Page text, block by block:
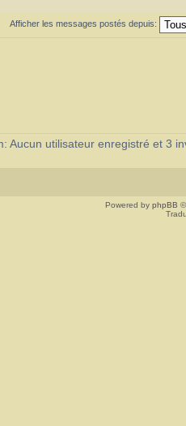
Afficher les messages postés depuis:
Aucun utilisateur enregistré et 3
Powered by phpBB